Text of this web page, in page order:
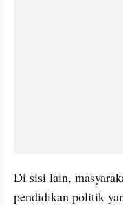
Di sisi lain,
pendidikan politik